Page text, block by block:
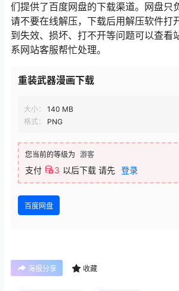
们提供了百度网盘的下载渠道。网盘只
请不要在线解压，下载后用解压软件打
到失效、损坏、打不开等问题可以查看
系网站客服帮忙处理。
重装武器漫画下载
大小：
140 MB
格式：
PNG
您当前的等级为 游客
支付 3 以后下载 请先 登录
百度网盘
海报分享 收藏